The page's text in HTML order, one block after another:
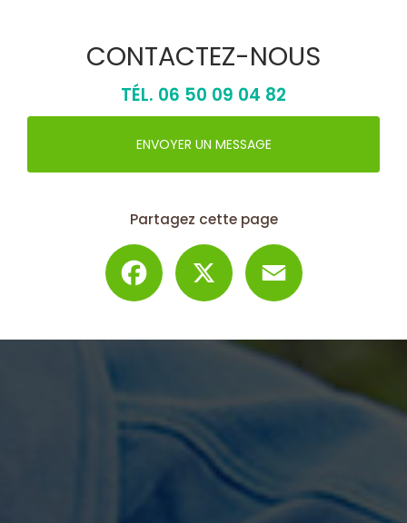
CONTACTEZ-NOUS
TÉL. 06 50 09 04 82
ENVOYER UN MESSAGE
Partagez cette page
Facebook